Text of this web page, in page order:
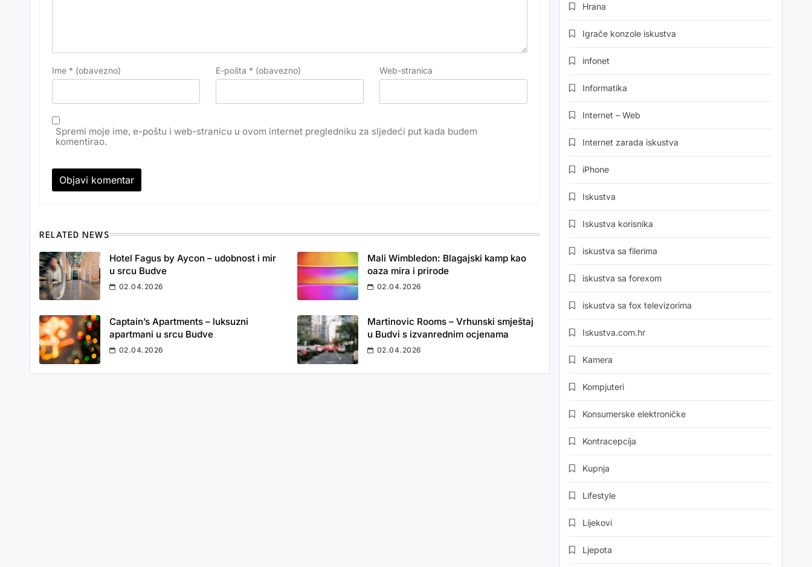
Ime * (obavezno) E-pošta * (obavezno) Web-stranica
Spremi moje ime, e-poštu i web-stranicu u ovom internet pregledniku za sljedeći put kada budem
komentirao.
RELATED NEWS
Hotel Fagus by Aycon – udobnost i mir
u srcu Budve
02.04.2026
Mali Wimbledon: Blagajski kamp kao
oaza mira i prirode
02.04.2026
Captain’s Apartments – luksuzni
apartmani u srcu Budve
02.04.2026
Martinovic Rooms – Vrhunski smještaj
u Budvi s izvanrednim ocjenama
02.04.2026
Hrana
Igrače konzole iskustva
infonet
Informatika
Internet – Web
Internet zarada iskustva
iPhone
Iskustva
Iskustva korisnika
iskustva sa filerima
iskustva sa forexom
iskustva sa fox televizorima
Iskustva.com.hr
Kamera
Kompjuteri
Konsumerske elektroničke
Kontracepcija
Kupnja
Lifestyle
Lijekovi
Ljepota